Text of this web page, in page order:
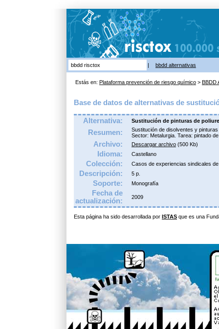
bbdd risctox | bbdd alternativas
Estás en: Plataforma prevención de riesgo químico > BBDD
Base de datos de alternativas de
Alternativa: Sustitución de pinturas de
Resumen:
Sustitución de disolventes y
Sector: Metalurgia. Tarea: pintado
Archivo: Descargar archivo (500 Kb)
Idioma: Castellano
Colección: Casos de experiencias sindicales
Descripción: 5 p.
Soporte: Monografía
Fecha de
actualización:
2009
Esta página ha sido desarrollada por ISTAS que es una